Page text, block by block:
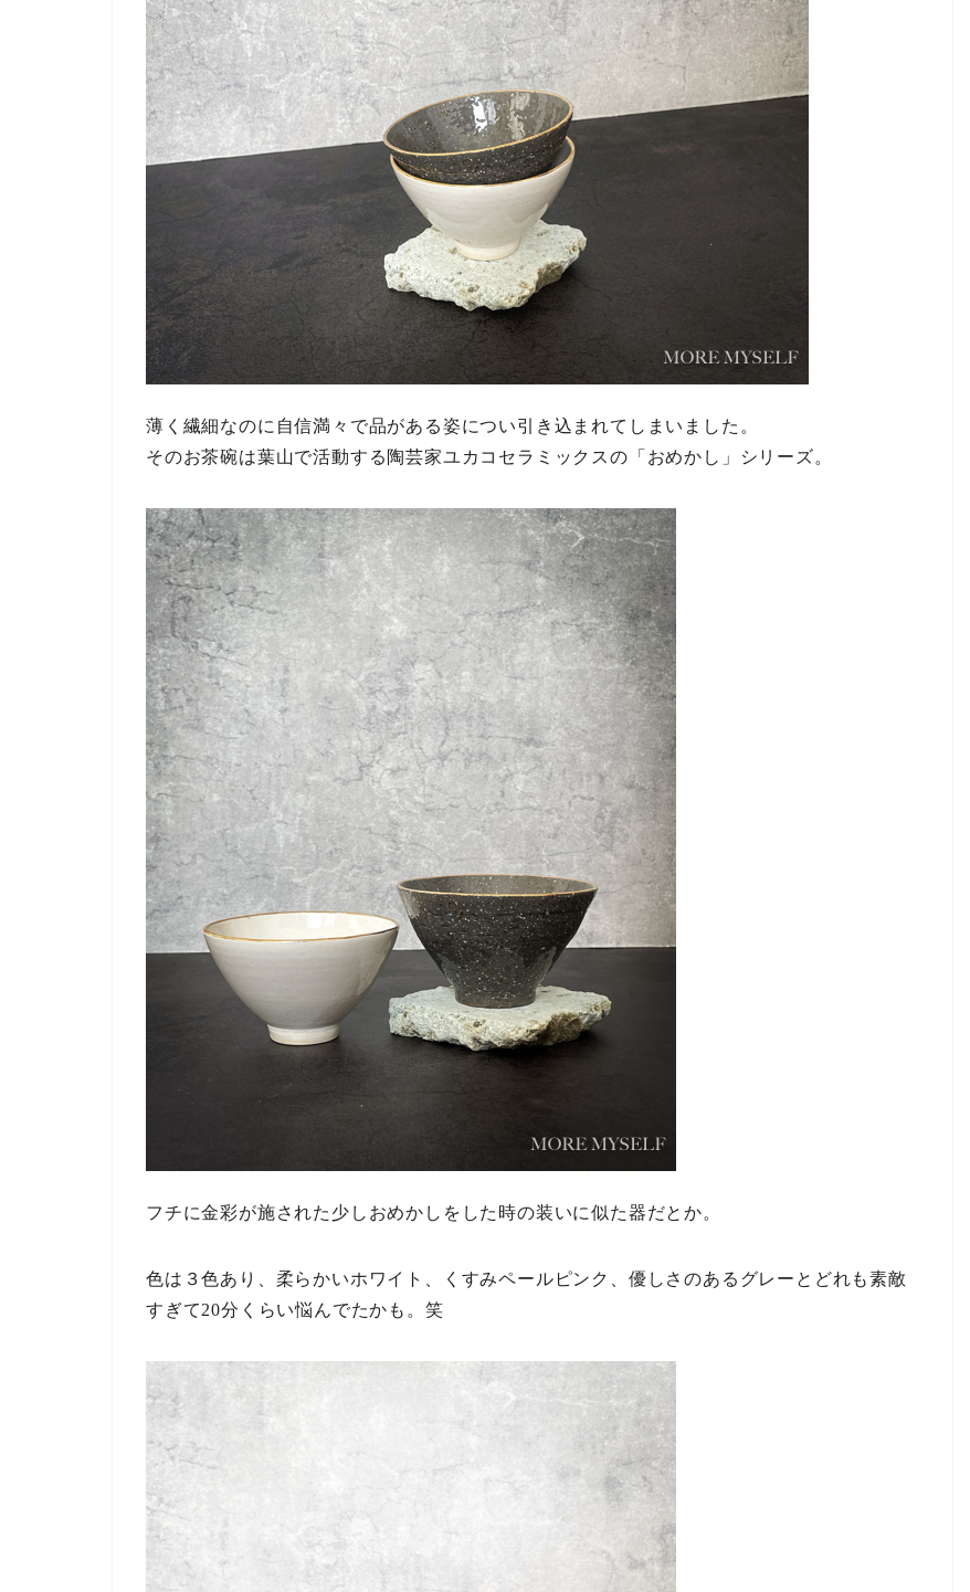
薄く繊細なのに自信満々で品がある姿につい引き込まれてしまいました。
そのお茶碗は葉山で活動する陶芸家ユカコセラミックスの「おめかし」シリーズ。
フチに金彩が施された少しおめかしをした時の装いに似た器だとか。
色は３色あり、柔らかいホワイト、くすみペールピンク、優しさのあるグレーとどれも素敵
すぎて20分くらい悩んでたかも。笑